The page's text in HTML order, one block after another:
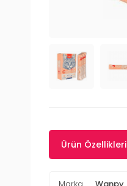
Ürün Özellikleri
Marka Wanpy